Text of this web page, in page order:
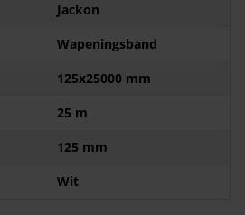
Jackon
Wapeningsband
125x25000 mm
25 m
125 mm
Wit